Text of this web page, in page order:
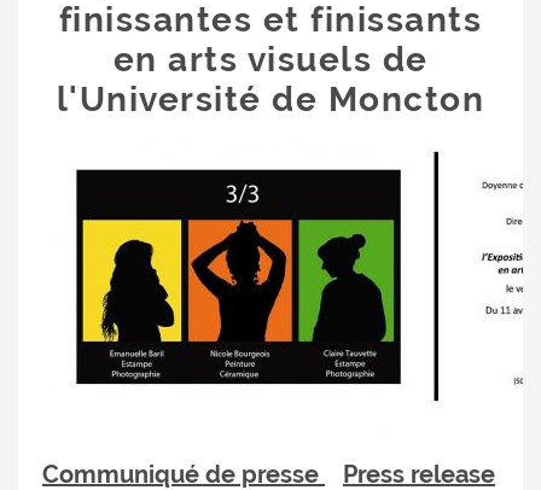
finissantes et finissants
en arts visuels de
l'Université de Moncton
Communiqué de presse Press release